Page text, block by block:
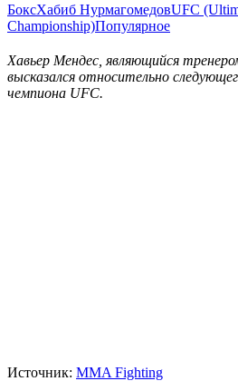
БоксХабиб НурмагомедовUFC
Championship)Популярное
Хавьер Мендес, являющийся
высказался относительно
чемпиона UFC.
Источник: MMA Fighting